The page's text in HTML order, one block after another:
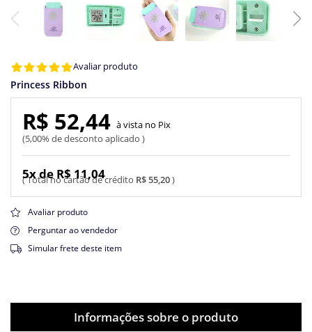
Avaliar produto
Princess Ribbon
R$ 55,20
5x de R$ 11,04
R$ 52,44
5,00% de desconto aplicado
Pix
Avaliar produto
Perguntar ao vendedor
Simular frete deste item
Informações sobre o produto